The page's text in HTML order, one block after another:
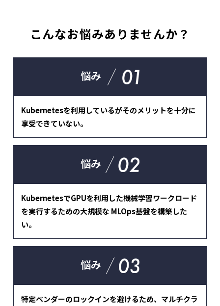
こんなお悩みありませんか？
悩み
Kubernetesを利用しているがそのメリットを十分に
享受できていない。
悩み
KubernetesでGPUを利用した機械学習ワークロード
を実行するための大規模な MLOps基盤を構築した
い。
悩み
特定ベンダーのロックインを避けるため、マルチクラ